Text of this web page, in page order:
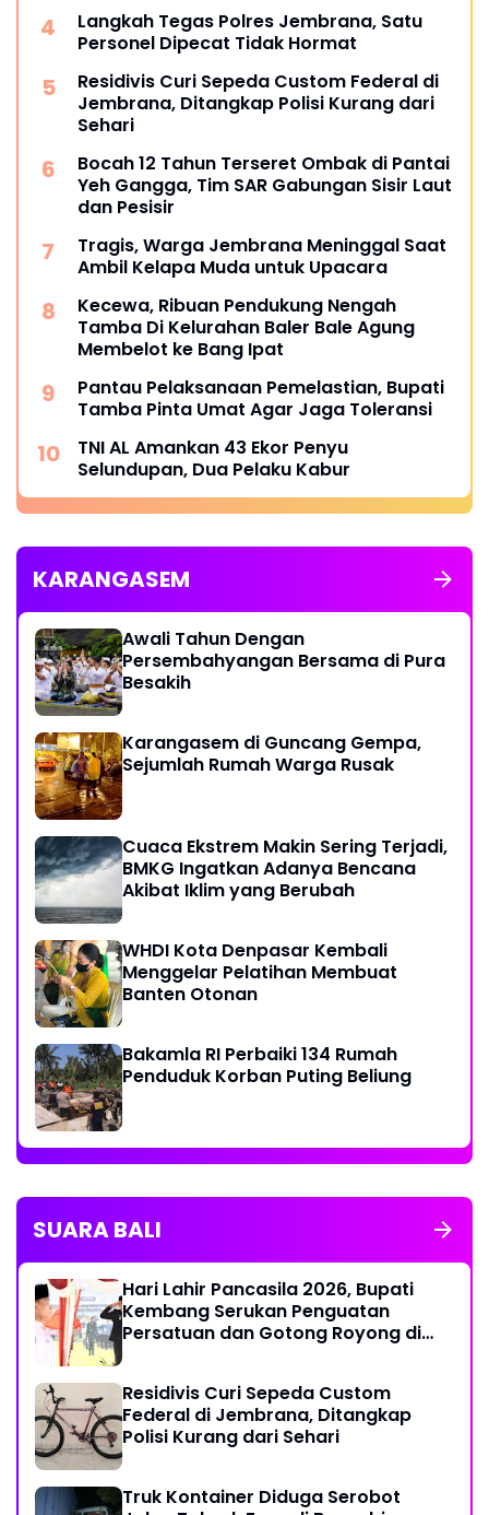
Langkah Tegas Polres Jembrana, Satu
Personel Dipecat Tidak Hormat
Residivis Curi Sepeda Custom Federal di
Jembrana, Ditangkap Polisi Kurang dari
Sehari
Bocah 12 Tahun Terseret Ombak di Pantai
Yeh Gangga, Tim SAR Gabungan Sisir Laut
dan Pesisir
Tragis, Warga Jembrana Meninggal Saat
Ambil Kelapa Muda untuk Upacara
Kecewa, Ribuan Pendukung Nengah
Tamba Di Kelurahan Baler Bale Agung
Membelot ke Bang Ipat
Pantau Pelaksanaan Pemelastian, Bupati
Tamba Pinta Umat Agar Jaga Toleransi
TNI AL Amankan 43 Ekor Penyu
Selundupan, Dua Pelaku Kabur
KARANGASEM
Awali Tahun Dengan
Persembahyangan Bersama di Pura
Besakih
Karangasem di Guncang Gempa,
Sejumlah Rumah Warga Rusak
Cuaca Ekstrem Makin Sering Terjadi,
BMKG Ingatkan Adanya Bencana
Akibat Iklim yang Berubah
WHDI Kota Denpasar Kembali
Menggelar Pelatihan Membuat
Banten Otonan
Bakamla RI Perbaiki 134 Rumah
Penduduk Korban Puting Beliung
SUARA BALI
Hari Lahir Pancasila 2026, Bupati
Kembang Serukan Penguatan
Persatuan dan Gotong Royong di
Residivis Curi Sepeda Custom
Federal di Jembrana, Ditangkap
Polisi Kurang dari Sehari
Truk Kontainer Diduga Serobot